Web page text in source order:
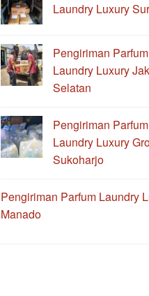
Laundry Luxury
Pengiriman Parfum
Laundry Luxury
Selatan
Pengiriman Parfum
Laundry Luxury
Sukoharjo
Pengiriman Parfum Laundry
Manado